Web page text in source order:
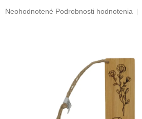
Priemerné
Neohodnotené Podrobnosti hodnotenia